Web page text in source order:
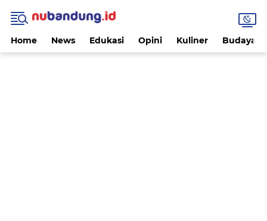
Home News Edukasi Opini Kuliner Budaya